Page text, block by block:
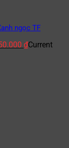
ngọc TF
₫Current